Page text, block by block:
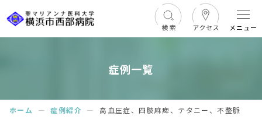
メニュー
症例一覧
ホーム ー 症例紹介 ー 高血圧症、四肢麻痺、テタニー、不整脈